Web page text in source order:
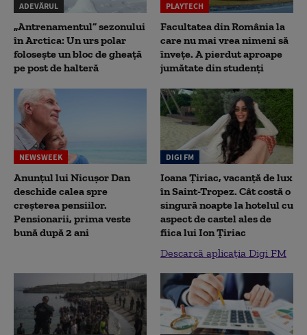
ADEVĂRUL
„Antrenamentul” sezonului
în Arctica: Un urs polar
folosește un bloc de gheață
pe post de halteră
PLAYTECH
Facultatea din România la
care nu mai vrea nimeni să
înveţe. A pierdut aproape
jumătate din studenţi
NEWSWEEK
Anunțul lui Nicușor Dan
deschide calea spre
creșterea pensiilor.
Pensionarii, prima veste
bună după 2 ani
DIGI FM
Ioana Țiriac, vacanță de lux
în Saint-Tropez. Cât costă o
singură noapte la hotelul cu
aspect de castel ales de
fiica lui Ion Țiriac
Descarcă aplicația Digi FM